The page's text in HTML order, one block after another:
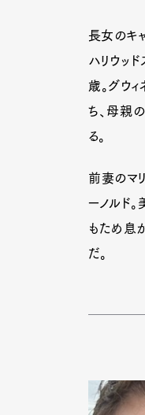
長女のキ
ハリウッ
歳。グウ
ち、母親
る。
前妻のマ
ーノルド
もため息
だ。